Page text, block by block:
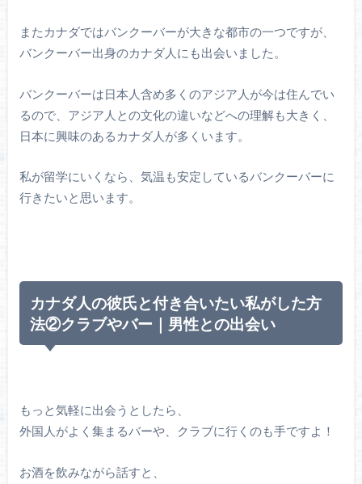
またカナダではバンクーバーが大きな都市の一つですが、
バンクーバー出身のカナダ人にも出会いました。
バンクーバーは日本人含め多くのアジア人が今は住んでい
るので、アジア人との文化の違いなどへの理解も大きく、
日本に興味のあるカナダ人が多くいます。
私が留学にいくなら、気温も安定しているバンクーバーに
行きたいと思います。
カナダ人の彼氏と付き合いたい私がした方
法②クラブやバー｜男性との出会い
もっと気軽に出会うとしたら、
外国人がよく集まるバーや、クラブに行くのも手ですよ！
お酒を飲みながら話すと、